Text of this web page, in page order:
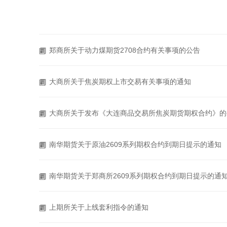
郑商所关于动力煤期货2708合约有关事项的公告
大商所关于焦炭期权上市交易有关事项的通知
大商所关于发布《大连商品交易所焦炭期货期权合约》
南华期货关于原油2609系列期权合约到期日提示的通知
南华期货关于郑商所2609系列期权合约到期日提示的通
上期所关于上线套利指令的通知